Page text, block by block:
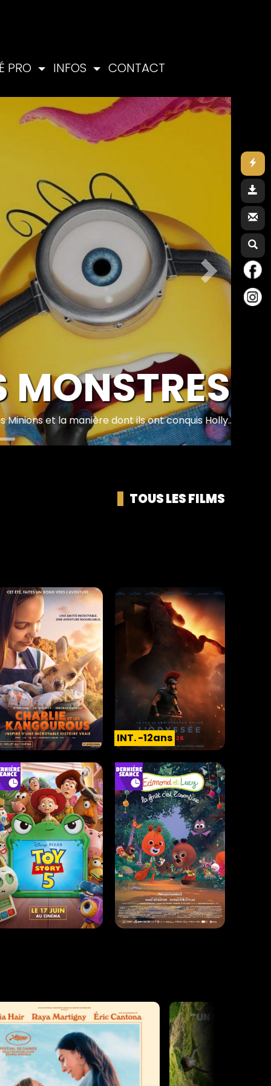
PRO INFOS CONTACT
la manière dont ils ont conquis Holly...
Suivant
TOUS LES FILMS
CHARLIE ET LES
KANGOUROUS
Comédie |01h47
Horaires et Infos
L'ODYSSÉE
Action |02h52
INT. -12ans
Horaires et Infos
INT. -12ans